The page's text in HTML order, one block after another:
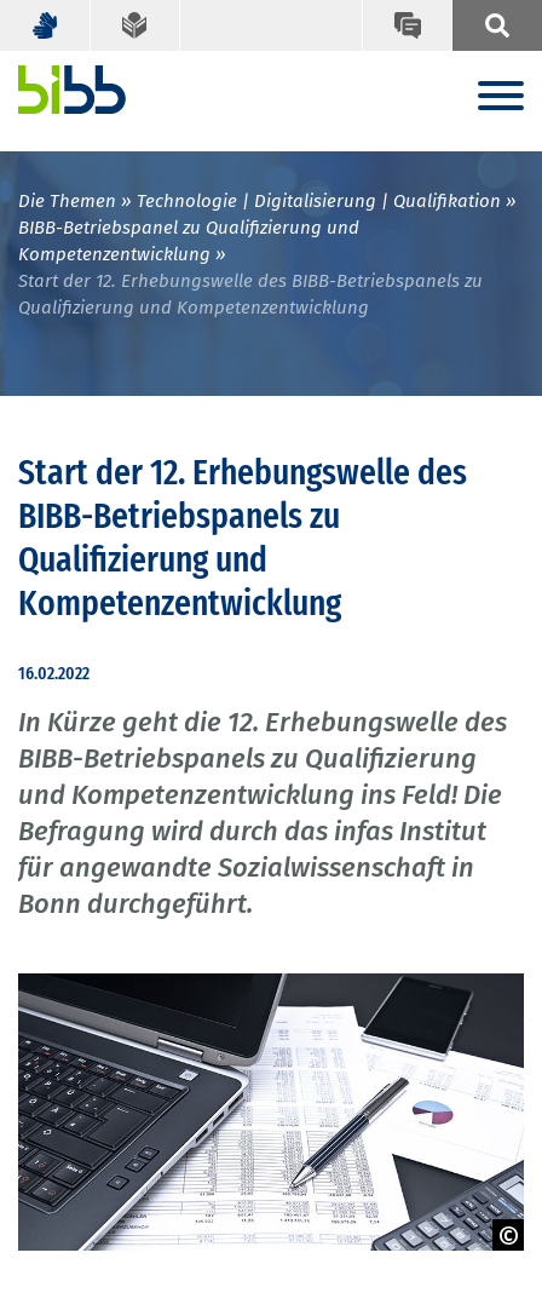
Die Themen
Technologie | Digitalisierung | Qualifikation
BIBB-Betriebspanel zu Qualifizierung und
Kompetenzentwicklung
Start der 12. Erhebungswelle des BIBB-Betriebspanels zu
Qualifizierung und Kompetenzentwicklung
Start der 12. Erhebungswelle des
BIBB-Betriebspanels zu
Qualifizierung und
Kompetenzentwicklung
16.02.2022
In Kürze geht die 12. Erhebungswelle des
BIBB-Betriebspanels zu Qualifizierung
und Kompetenzentwicklung ins Feld! Die
Befragung wird durch das infas Institut
für angewandte Sozialwissenschaft in
Bonn durchgeführt.